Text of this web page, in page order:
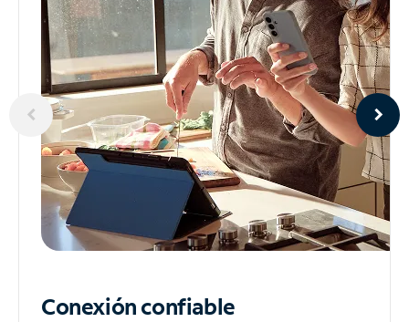
Conexión confiable